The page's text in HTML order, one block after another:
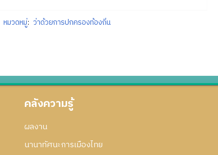
หมวดหมู่: ว่าด้วยการปกครองท้องถิ่น
คลังความรู้
ผลงาน
นานาทัศนะการเมืองไทย